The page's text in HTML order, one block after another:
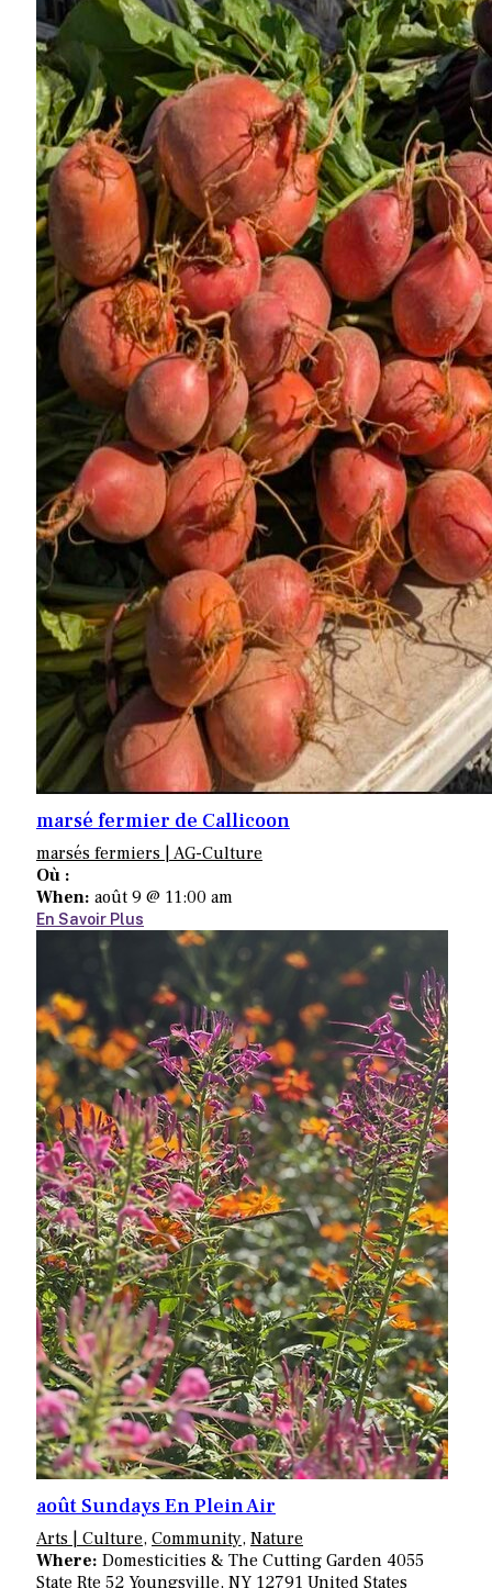
marsé fermier de Callicoon
marsés fermiers | AG-Culture
Où :
When: août 9 @ 11:00 am
En Savoir Plus
août Sundays En Plein Air
Arts | Culture, Community, Nature
Where: Domesticities & The Cutting Garden 4055
State Rte 52 Youngsville, NY 12791 United States